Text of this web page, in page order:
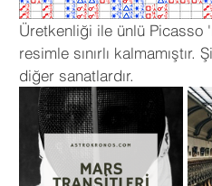
Üretkenliği ile ünlü Picasso
resimle sınırlı kalmamıştır.
diğer sanatlardır.